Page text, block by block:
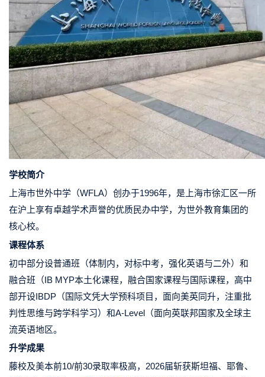
学校简介
上海市世外中学（WFLA）创办于1996年，是上海市徐汇区一所
在沪上享有卓越学术声誉的优质民办中学，为世外教育集团的
核心校。
课程体系
初中部分设普通班（体制内，对标中考，强化英语与二外）和
融合班（IB MYP本土化课程，融合国家课程与国际课程，高中
部开设IBDP（国际文凭大学预科项目，面向美英同升，注重批
判性思维与跨学科学习）和A-Level（面向英联邦国家及全球主
流英语地区。
升学成果
藤校及美本前10/前30录取率极高，2026届斩获斯坦福、耶鲁、